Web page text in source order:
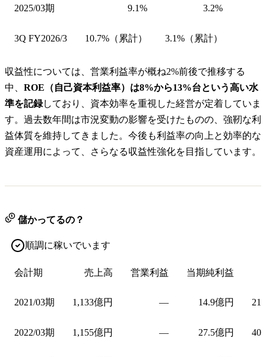
2025/03期 9.1% 3.2%
3Q FY2026/3 10.7%（累計） 3.1%（累計）
収益性については、営業利益率が概ね2%前後で推移する
中、 ROE（自己資本利益率）は8%から13%台という高い水
準を記録しており、資本効率を重視した経営が定着していま
す。過去数年間は市況変動の影響を受けたものの、強靭な利
益体質を維持してきました。今後も利益率の向上と効率的な
資産運用によって、さらなる収益性強化を目指しています。
儲かってるの？
順調に稼いでいます
会計期 売上高 営業利益 当期純利益
2021/03期 1,133億円 — 14.9億円
2022/03期 1,155億円 — 27.5億円